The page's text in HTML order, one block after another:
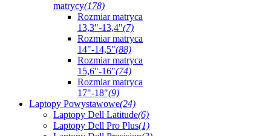
matrycy(178)
Rozmiar matryca
13,3"-13,4"(7)
Rozmiar matryca
14"-14,5"(88)
Rozmiar matryca
15,6"-16"(74)
Rozmiar matryca
17"-18"(9)
Laptopy Powystawowe(24)
Laptopy Dell Latitude(6)
Laptopy Dell Pro Plus(1)